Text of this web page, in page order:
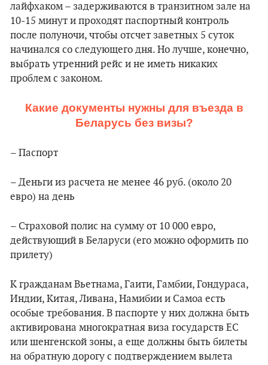
лайфхаком – задерживаются в транзитном зале на
10-15 минут и проходят паспортный контроль
после полуночи, чтобы отсчет заветных 5 суток
начинался со следующего дня. Но лучше, конечно,
выбрать утренний рейс и не иметь никаких
проблем с законом.
Какие документы нужны для въезда в
Беларусь без визы?
– Паспорт
– Деньги из расчета не менее 46 руб. (около 20
евро) на день
– Страховой полис на сумму от 10 000 евро,
действующий в Беларуси (его можно оформить по
прилету)
К гражданам Вьетнама, Гаити, Гамбии, Гондураса,
Индии, Китая, Ливана, Намибии и Самоа есть
особые требования. В паспорте у них должна быть
активирована многократная виза государств ЕС
или шенгенской зоны, а еще должны быть билеты
на обратную дорогу с подтверждением вылета